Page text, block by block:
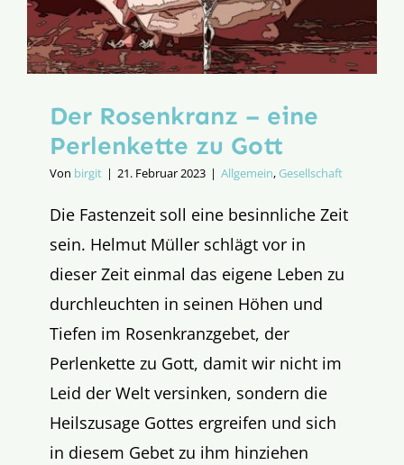
Der Rosenkranz – eine
Perlenkette zu Gott
Von birgit | 21. Februar 2023 | Allgemein,Gesellschaft
Die Fastenzeit soll eine besinnliche Zeit
sein. Helmut Müller schlägt vor in
dieser Zeit einmal das eigene Leben zu
durchleuchten in seinen Höhen und
Tiefen im Rosenkranzgebet, der
Perlenkette zu Gott, damit wir nicht im
Leid der Welt versinken, sondern die
Heilszusage Gottes ergreifen und sich
in diesem Gebet zu ihm hinziehen